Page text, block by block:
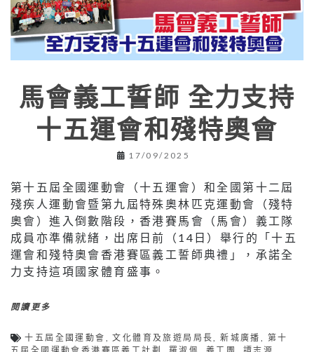
馬會義工誓師 全力支持
十五運會和殘特奧會
17/09/2025
第十五屆全國運動會（十五運會）和全國第十二屆
殘疾人運動會暨第九屆特殊奧林匹克運動會（殘特
奧會）進入倒數階段，香港賽馬會（馬會）義工隊
成員亦準備就緒，出席日前（14日）舉行的「十五
運會和殘特奧會香港賽區義工誓師典禮」，承諾全
力支持這項國家體育盛事。
閱讀更多
十五屆全國運動會 ,文化體育及旅遊局局長,新城廣播 , 第十